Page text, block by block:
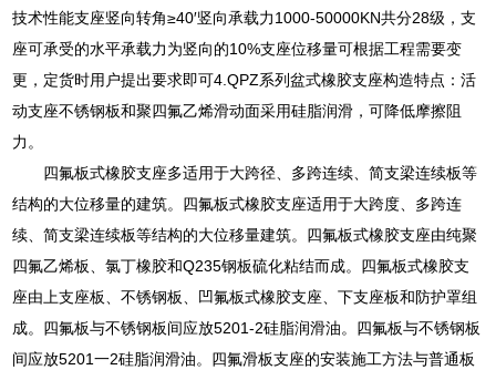
技术性能支座竖向转角≥40′竖向承载力1000-50000KN共分28级，支
座可承受的水平承载力为竖向的10%支座位移量可根据工程需要变
更，定货时用户提出要求即可4.QPZ系列盆式橡胶支座构造特点：活
动支座不锈钢板和聚四氟乙烯滑动面采用硅脂润滑，可降低摩擦阻
力。
四氟板式橡胶支座多适用于大跨径、多跨连续、简支梁连续板等
结构的大位移量的建筑。四氟板式橡胶支座适用于大跨度、多跨连
续、简支梁连续板等结构的大位移量建筑。四氟板式橡胶支座由纯聚
四氟乙烯板、氯丁橡胶和Q235钢板硫化粘结而成。四氟板式橡胶支
座由上支座板、不锈钢板、凹氟板式橡胶支座、下支座板和防护罩组
成。四氟板与不锈钢板间应放5201-2硅脂润滑油。四氟板与不锈钢板
间应放5201一2硅脂润滑油。四氟滑板支座的安装施工方法与普通板